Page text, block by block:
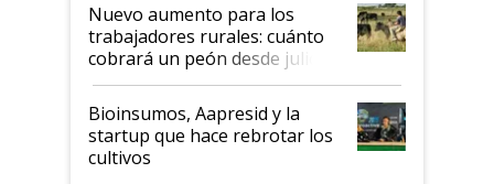
Nuevo aumento para los
trabajadores rurales: cuánto
cobrará un peón desde julio
Bioinsumos, Aapresid y la
startup que hace rebrotar los
cultivos